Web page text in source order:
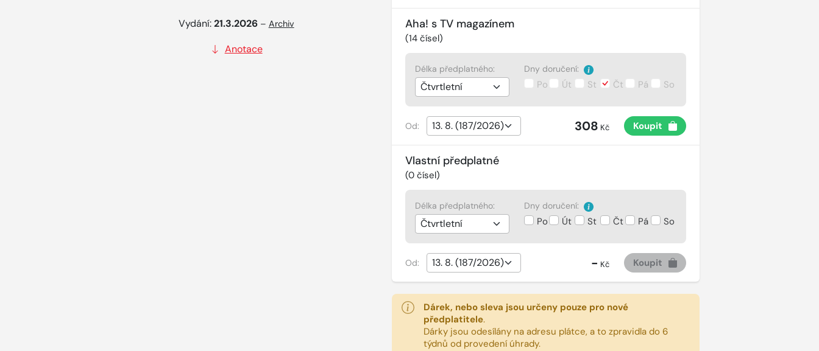
Vydání:21.3.2026 – Archiv
Anotace
Aha! s TV magazínem
(14čísel)
Délka předplatného: Dny doručení:
Po Út St Čt Pá So
Od: 308 Kč Koupit
Vlastní předplatné
(0čísel)
Délka předplatného: Dny doručení:
Po Út St Čt Pá So
Od: - Kč Koupit
Dárek, nebo sleva jsou určeny pouze pro nové
předplatitele.
Dárky jsou odesílány na adresu plátce, a to zpravidla do 6
týdnů od provedení úhrady.